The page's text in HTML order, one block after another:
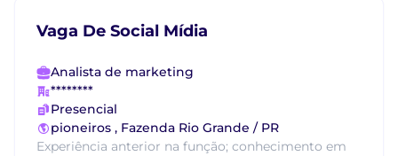
Vaga De Social Mídia
Analista de marketing
********
Presencial
pioneiros , Fazenda Rio Grande / PR
Experiência anterior na função; conhecimento em